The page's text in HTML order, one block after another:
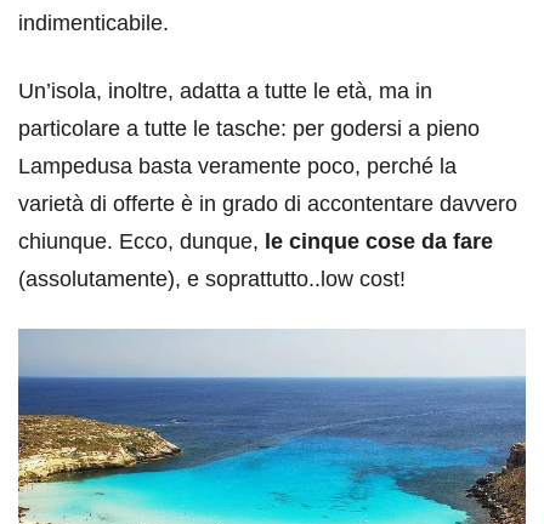
indimenticabile.
Un’isola, inoltre, adatta a tutte le età, ma in
particolare a tutte le tasche: per godersi a pieno
Lampedusa basta veramente poco, perché la
varietà di offerte è in grado di accontentare davvero
chiunque. Ecco, dunque, le cinque cose da fare
(assolutamente), e soprattutto..low cost!